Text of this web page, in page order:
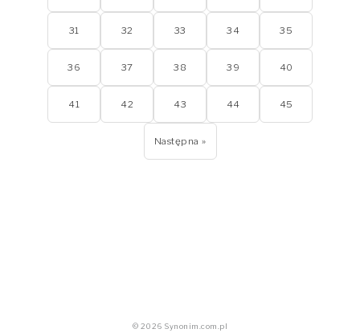
31 32 33 34 35
36 37 38 39 40
41 42 43 44 45
Następna »
© 2026 Synonim.com.pl